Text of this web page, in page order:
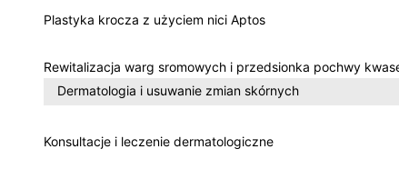
Plastyka krocza z użyciem nici Aptos
Rewitalizacja warg sromowych i przedsionka pochwy
Dermatologia i usuwanie zmian skórnych
Konsultacje i leczenie dermatologiczne